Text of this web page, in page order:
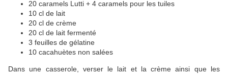
20 caramels Lutti + 4 caramels pour les tuiles
10 cl de lait
20 cl de crème
20 cl de lait fermenté
3 feuilles de gélatine
10 cacahuètes non salées
Dans une casserole, verser le lait et la crème ainsi que les